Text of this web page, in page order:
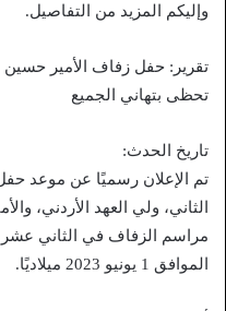
وإليكم المزيد من التفاصيل.
تقرير: حفل زفاف الأمير حسين
تحظى بتهاني الجميع
تاريخ الحدث:
تم الإعلان رسميًا عن موعد
الثاني، ولي العهد الأردني،
الموافق 1 يونيو 2023 ميلاديًا.